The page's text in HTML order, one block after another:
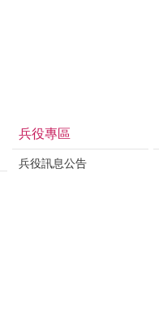
兵役專區
兵役訊息公告